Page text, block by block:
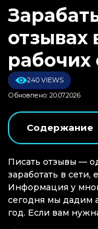
отзывах
рабочих
240 VIEWS
Обновлено: 20.07.2026
Содержание
Писать отзывы —
заработать в сети,
Информация у
сегодня мы дадим
год. Если вам